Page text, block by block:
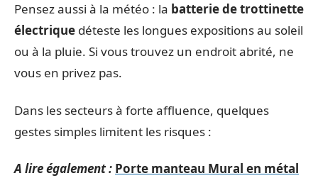
Pensez aussi à la météo : la batterie de trottinette
électrique déteste les longues expositions au soleil
ou à la pluie. Si vous trouvez un endroit abrité, ne
vous en privez pas.
Dans les secteurs à forte affluence, quelques
gestes simples limitent les risques :
A lire également : Porte manteau Mural en métal